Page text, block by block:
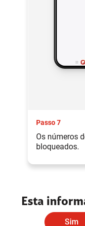
Passo 7
Os números
bloqueados.
Esta
Sim